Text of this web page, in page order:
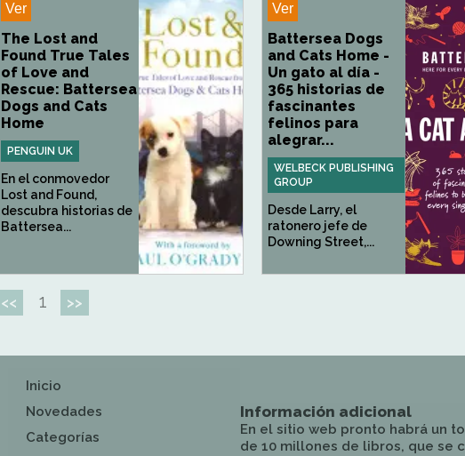
Ver
The Lost and
Found True Tales
of Love and
Rescue: Battersea
Dogs and Cats
Home
PENGUIN UK
En el conmovedor
Lost and Found,
descubra historias de
Battersea...
Ver
Battersea Dogs
and Cats Home -
Un gato al día -
365 historias de
fascinantes
felinos para
alegrar...
WELBECK PUBLISHING
GROUP
Desde Larry, el
ratonero jefe de
Downing Street,...
<< 1 >>
Inicio
Novedades
Categorías
Información adicional
En el sitio web pronto habrá un
de 10 millones de libros, que se